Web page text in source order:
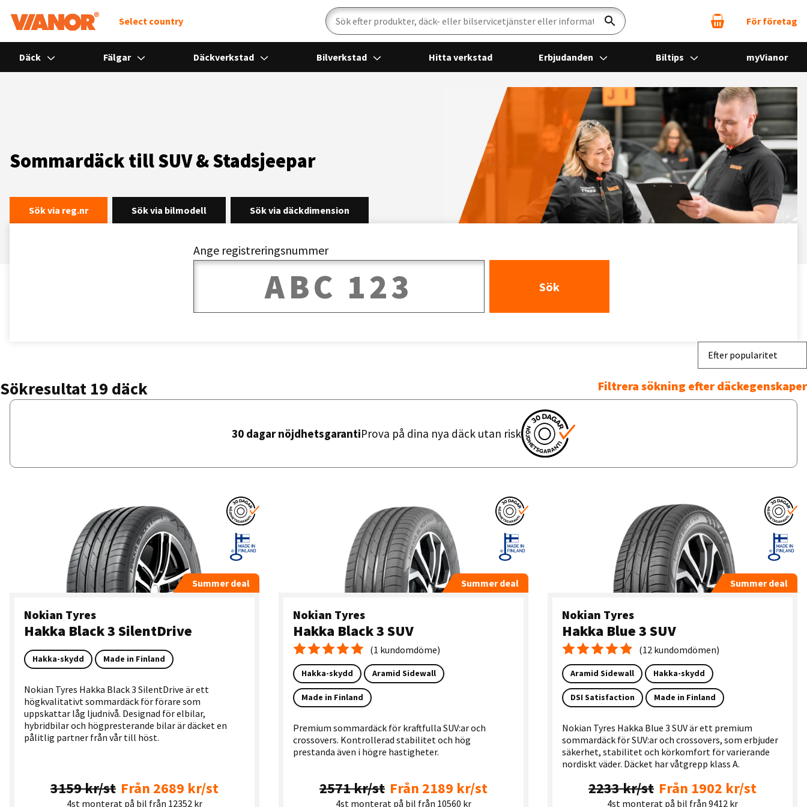
Select country Sök För företag
Däck Fälgar Däckverkstad Bilverkstad Hitta verkstad Erbjudanden Biltips myVianor
Sommardäck till SUV & Stadsjeepar
Sök via reg.nr Sök via bilmodell Sök via däckdimension
Ange registreringsnummer
Sök
Efter popularitet
Sökresultat 19 däck Filtrera sökning efter däckegenskaper
30 dagar nöjdhetsgarantiProva på dina nya däck utan risk
Summer deal
Nokian Tyres
Hakka Black 3 SilentDrive
Hakka-skydd Made in Finland
Nokian Tyres Hakka Black 3 SilentDrive är ett
högkvalitativt sommardäck för förare som
uppskattar låg ljudnivå. Designad för elbilar,
hybridbilar och högpresterande bilar är däcket en
pålitlig partner från vår till höst.
3159 kr/st Från 2689 kr/st
4st monterat på bil från 12352 kr
Summer deal
Nokian Tyres
Hakka Black 3 SUV
Medelbetyg 5.0 (1 kundomdöme)
Hakka-skydd Aramid Sidewall
Made in Finland
Premium sommardäck för kraftfulla SUV:ar och
crossovers. Kontrollerad stabilitet och hög
prestanda även i högre hastigheter.
2571 kr/st Från 2189 kr/st
4st monterat på bil från 10560 kr
Summer deal
Nokian Tyres
Hakka Blue 3 SUV
Medelbetyg 4.9 (12 kundomdömen)
Aramid Sidewall Hakka-skydd
DSI Satisfaction Made in Finland
Nokian Tyres Hakka Blue 3 SUV är ett premium
sommardäck för SUV:ar och crossovers, som erbjuder
säkerhet, stabilitet och körkomfort för varierande
nordiskt väder. Däcket har våtgrepp klass A.
2233 kr/st Från 1902 kr/st
4st monterat på bil från 9412 kr